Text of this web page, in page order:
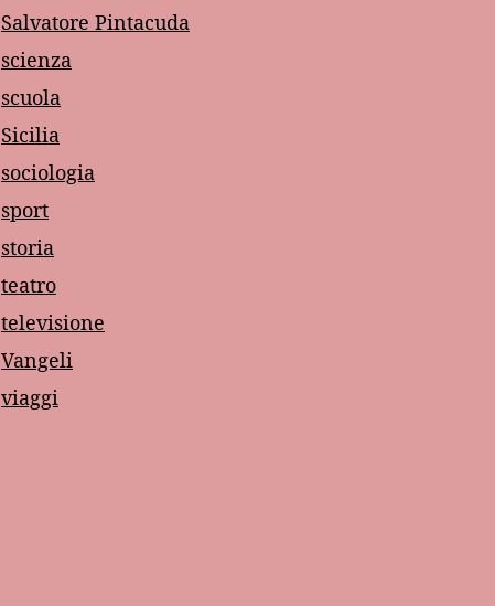
Salvatore Pintacuda
scienza
scuola
Sicilia
sociologia
sport
storia
teatro
televisione
Vangeli
viaggi